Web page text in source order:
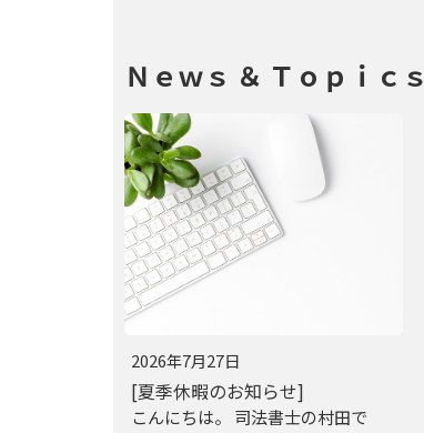
Ｎｅｗｓ ＆ Ｔｏｐｉｃｓ
2026年7月27日
[夏季休暇のお知らせ]
こんにちは。 司法書士の村田で